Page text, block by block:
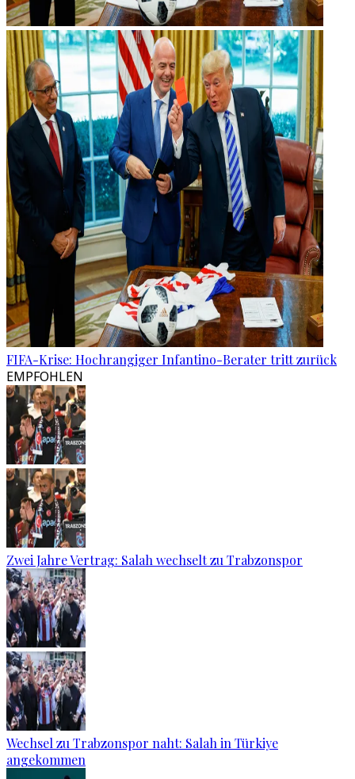
FIFA-Krise: Hochrangiger Infantino-Berater tritt zurück
EMPFOHLEN
Zwei Jahre Vertrag: Salah wechselt zu Trabzonspor
Wechsel zu Trabzonspor naht: Salah in Türkiye
angekommen